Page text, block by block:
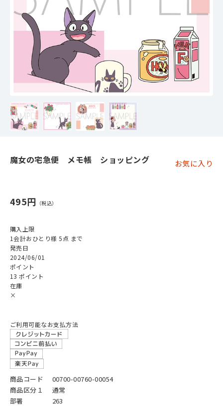
魔女の宅急便 メモ帳 ショッピング お気に入り
495円
購入上限
1会計おひとり様 5点 まで
発売日
2024/06/01
ポイント
13 ポイント
在庫
×
ご利用可能なお支払方法
商品コード
00700-00760-00054
商品区分１
通常
部署
263